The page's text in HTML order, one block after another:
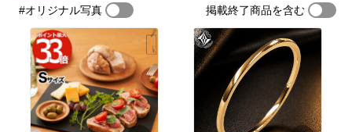
#オリジナル写真 掲載終了商品を含む